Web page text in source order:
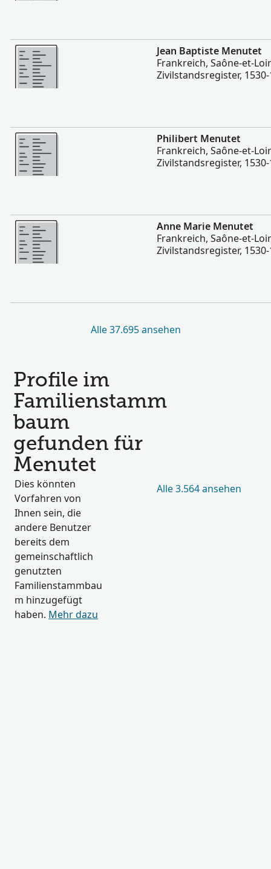
Mehr
Jean Baptiste Menutet
Frankreich, Saône-et-
Zivilstandsregister,
Mehr
Philibert Menutet
Frankreich, Saône-et-
Zivilstandsregister,
Mehr
Anne Marie Menutet
Frankreich, Saône-et-
Zivilstandsregister,
Alle 37.695 ansehen
Profile im
Familienstamm
baum
gefunden für
Menutet
Dies könnten
Vorfahren von
Ihnen sein, die
andere Benutzer
bereits dem
gemeinschaftlich
genutzten
Familienstammbau
m hinzugefügt
haben. Mehr dazu
Alle 3.564 ansehen